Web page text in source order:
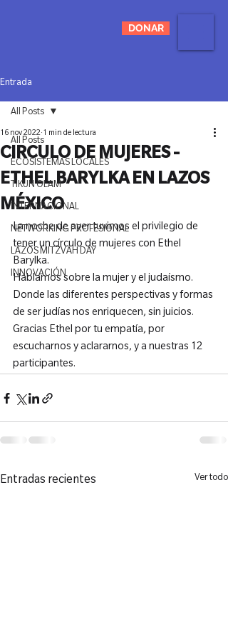
DONAR
Entrada
All Posts
ECOSISTEMAS LOCALES
TIKUN OLAM
INTERNACIONAL
NETWORKING PROFESIONAL
LAZOS MITZVAH DAY
INNOVACIÓN
All Posts
CIRCULO DE MUJERES -
ETHEL BARYLKA EN LAZOS
MÉXICO
16 nov 2022 1 min de lectura
La noche de ayer tuvimos el privilegio de
tener un círculo de mujeres con Ethel
Barylka.
Hablamos sobre la mujer y el judaísmo.
Donde las diferentes perspectivas y formas
de ser judías nos enriquecen, sin juicios.
Gracias Ethel por tu empatía, por
escucharnos y aclararnos, y a nuestras 12
participantes.
Entradas recientes Ver todo